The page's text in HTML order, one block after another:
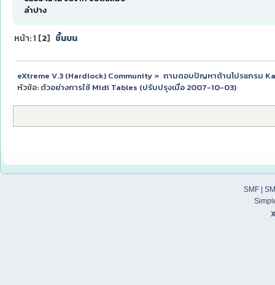
ลำปาง
หน้า:1 [2] ขึ้นบน
eXtreme V.3 (Hardlock) Community» ถามตอบปัญหาด้านโปรแกรม
หัวข้อ: ตัวอย่างการใช้ Midi Tables (ปรับปรุงเมื่อ 2007-10-03)
SMF|